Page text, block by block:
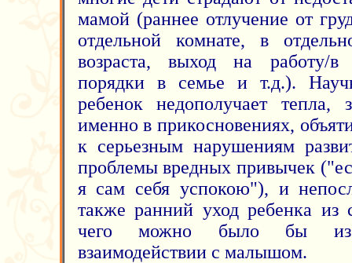
мамой (раннее отлучение от
отдельной комнате, в
возраста, выход на работу/в
порядки в семье и т.д.).
ребенок недополучает тепла,
именно в прикосновениях,
к серьезным нарушениям
проблемы вредных привычек
я сам себя успокою"), и
также ранний уход ребенка из
чего можно было бы
взаимодействии с малышом.